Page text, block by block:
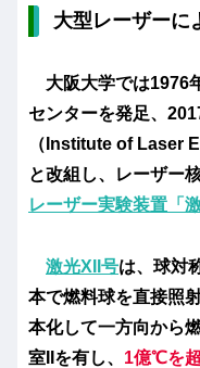
大型レーザーに
大阪大学では1976
センターを発足、
（Institute of Laser
と改組し、レーザー
レーザー実験装置「
激光XII号は、球対
本で燃料球を直接照
本化して一方向から
室IIを有し、 1億℃を